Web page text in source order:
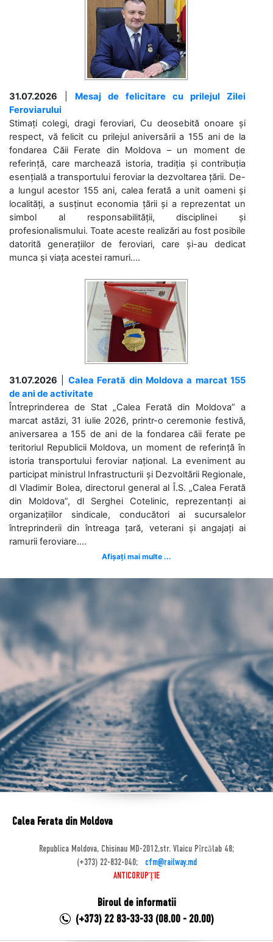
31.07.2026
Mesaj de felicitare cu prilejul Zilei
Feroviarului
Stimați colegi, dragi feroviari, Cu deosebită onoare și
respect, vă felicit cu prilejul aniversării a 155 ani de la
fondarea Căii Ferate din Moldova – un moment de
referință, care marchează istoria, tradiția și contribuția
esențială a transportului feroviar la dezvoltarea țării. De-
a lungul acestor 155 ani, calea ferată a unit oameni și
localități, a susținut economia țării și a reprezentat un
simbol al responsabilității, disciplinei și
profesionalismului. Toate aceste realizări au fost posibile
datorită generațiilor de feroviari, care și-au dedicat
munca și viața acestei ramuri....
31.07.2026
Calea Ferată din Moldova a marcat 155
de ani de activitate
Întreprinderea de Stat „Calea Ferată din Moldova” a
marcat astăzi, 31 iulie 2026, printr-o ceremonie festivă,
aniversarea a 155 de ani de la fondarea căii ferate pe
teritoriul Republicii Moldova, un moment de referință în
istoria transportului feroviar național. La eveniment au
participat ministrul Infrastructurii și Dezvoltării Regionale,
dl Vladimir Bolea, directorul general al Î.S. „Calea Ferată
din Moldova”, dl Serghei Cotelinic, reprezentanți ai
organizațiilor sindicale, conducători ai sucursalelor
întreprinderii din întreaga țară, veterani și angajați ai
ramurii feroviare....
Afișați mai multe ...
Calea Ferata din Moldova
Republica Moldova, Chisinau MD-2012,str. Vlaicu Pîrcălab 48;
(+373) 22-832-040;
cfm@railway.md
ANTICORUPȚIE
Biroul de informatii
(+373) 22 83-33-33 (08.00 - 20.00)